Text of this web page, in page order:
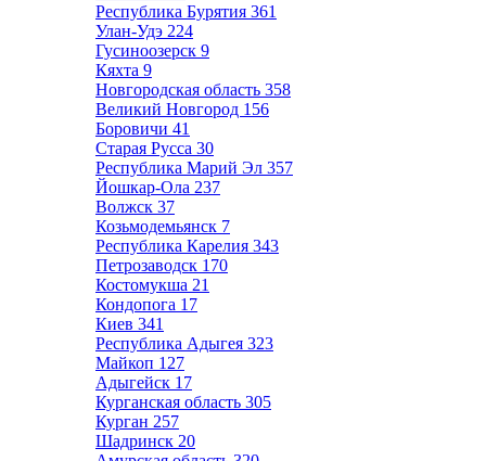
Республика Бурятия 361
Улан-Удэ 224
Гусиноозерск 9
Кяхта 9
Новгородская область 358
Великий Новгород 156
Боровичи 41
Старая Русса 30
Республика Марий Эл 357
Йошкар-Ола 237
Волжск 37
Козьмодемьянск 7
Республика Карелия 343
Петрозаводск 170
Костомукша 21
Кондопога 17
Киев 341
Республика Адыгея 323
Майкоп 127
Адыгейск 17
Курганская область 305
Курган 257
Шадринск 20